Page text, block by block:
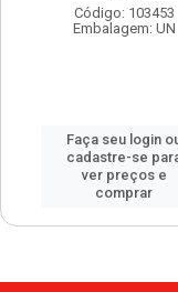
Código: 103453
Embalagem: UN
Faça seu login
cadastre-se
ver preços e
comprar